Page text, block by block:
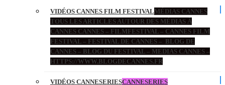
VIDÉOS CANNES FILM FESTIVALMÉDIAS CANNES
TOUS LES ARTICLES AUTOUR DES MÉDIAS À
CANNES CANNES – FILMFESTIVAL – CANNES FILM
FESTIVAL – FESTIVAL DE CANNES – BLOG DE
CANNES – BLOG DU FESTIVAL – MEDIAS CANNES –
HTTPS://WWW.BLOGDECANNES.FR
VIDÉOS CANNESERIESCANNESERIES